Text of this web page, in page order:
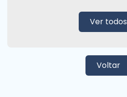
Ver todos
Voltar